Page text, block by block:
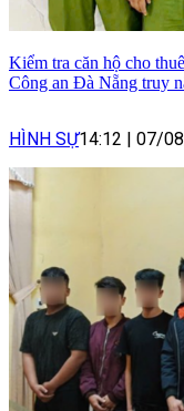
Kiểm tra căn hộ cho
Công an Đà Nẵng truy
HÌNH SỰ14:12 07/